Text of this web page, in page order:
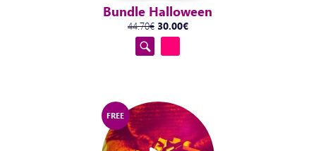
Bundle Halloween
44.70€ 30.00€
FREE